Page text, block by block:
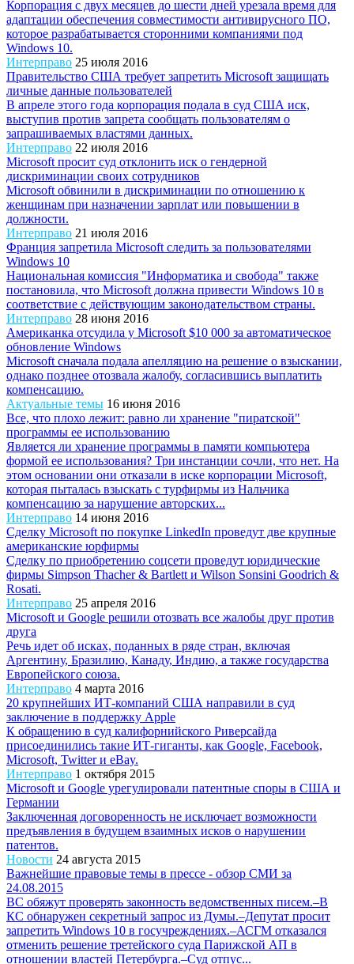
Корпорация с двух месяцев до шести дней урезала время для
адаптации обеспечения совместимости антивирусного ПО,
которое разрабатывается сторонними компаниями под
Windows 10.
Интерправо 25 июля 2016
Правительство США требует запретить Microsoft защищать
личные данные пользователей
В апреле этого года корпорация подала в суд США иск,
выступив против запрета сообщать пользователям о
запрашиваемых властями данных.
Интерправо 22 июля 2016
Microsoft просит суд отклонить иск о гендерной
дискриминации своих сотрудников
Microsoft обвинили в дискриминации по отношению к
женщинам при назначении зарплат или повышении в
должности.
Интерправо 21 июля 2016
Франция запретила Microsoft следить за пользователями
Windows 10
Национальная комиссия "Информатика и свобода" также
постановила, что Microsoft должна привести Windows 10 в
соответствие с действующим законодательством страны.
Интерправо 28 июня 2016
Американка отсудила у Microsoft $10 000 за автоматическое
обновление Windows
Microsoft сначала подала апелляцию на решение о взыскании,
однако позднее отозвала жалобу, согласившись выплатить
компенсацию.
Актуальные темы 16 июня 2016
Все, что плохо лежит: равно ли хранение "пиратской"
программы ее использованию
Является ли хранение программы в памяти компьютера
формой ее использования? Три инстанции сочли, что нет. На
этом основании они отказали в иске корпорации Microsoft,
которая пыталась взыскать с турфирмы из Нальчика
компенсацию за нарушение авторских...
Интерправо 14 июня 2016
Сделку Microsoft по покупке LinkedIn проведут две крупные
американские юрфирмы
Сделку по приобретению соцсети проведут юридические
фирмы Simpson Thacher & Bartlett и Wilson Sonsini Goodrich &
Rosati.
Интерправо 25 апреля 2016
Microsoft и Google решили отозвать все жалобы друг против
друга
Речь идет об исках, поданных в ряде стран, включая
Аргентину, Бразилию, Канаду, Индию, а также государства
Европейского союза.
Интерправо 4 марта 2016
20 крупнейших ИТ-компаний США направили в суд
заключение в поддержку Apple
К обращению в суд калифорнийского Риверсайда
присоединились такие ИТ-гиганты, как Google, Facebook,
Microsoft, Twitter и eBay.
Интерправо 1 октября 2015
Microsoft и Google урегулировали патентные споры в США и
Германии
Заключенная договоренность не исключает возможности
предъявления в будущем взаимных исков о нарушении
патентов.
Новости 24 августа 2015
Важнейшие правовые темы в прессе - обзор СМИ за
24.08.2015
ВС обяжут проверять законность ведомственных писем.–В
КС обнаружен секретный запрос из Думы.–Депутат просит
запретить Windows 10 в госучреждениях.–АСГМ отказался
отменить решение третейского суда Парижской АП в
отношении властей Петербурга.–Суд отпус...